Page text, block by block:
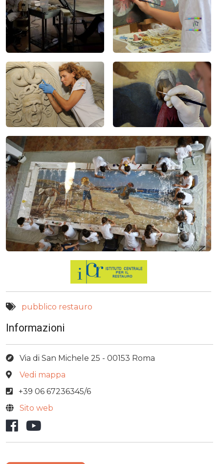
pubblico restauro
Informazioni
Via di San Michele 25 - 00153 Roma
Vedi mappa
+39 06 67236345/6
Sito web
Facebook